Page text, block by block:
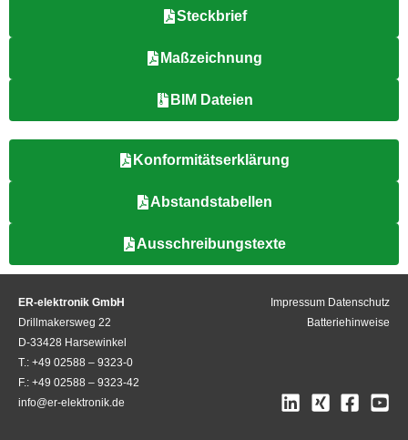
Steckbrief
Maßzeichnung
BIM Dateien
Konformitätserklärung
Abstandstabellen
Ausschreibungstexte
ER-elektronik GmbH
Drillmakersweg 22
D-33428 Harsewinkel
T.: +49 02588 – 9323-0
F.: +49 02588 – 9323-42
info@er-elektronik.de
Impressum Datenschutz
Batteriehinweise